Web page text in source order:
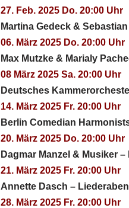
27. Feb. 2025 Do. 20:00 Uhr
Martina Gedeck &
06. März 2025 Do. 20:00 Uhr
Max Mutzke & Marialy
08 März 2025 Sa. 20:00 Uhr
Deutsches
14. März 2025 Fr. 20:00 Uhr
Berlin Comedian
20. März 2025 Do. 20:00 Uhr
Dagmar Manzel & Musiker
21. März 2025 Fr. 20:00 Uhr
Annette Dasch –
28. März 2025 Fr. 20:00 Uhr